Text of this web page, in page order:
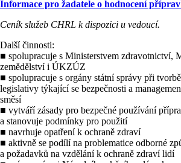
Informace pro žadatele o hodnocení
Ceník služeb CHRL k dispozici u vedoucí.
Další činnosti:
■ spolupracuje s Ministerstvem zdravotnictví,
zemědělství i ÚKZÚZ
■ spolupracuje s orgány státní správy při
legislativy týkající se bezpečnosti a
směsí
■ vytváří zásady pro bezpečné používání
a stanovuje podmínky pro použití
■ navrhuje opatření k ochraně zdraví
■ aktivně se podílí na problematice odborné
a požadavků na vzdělání k ochraně zdraví lidí